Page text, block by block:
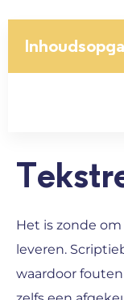
Het is zonde
leveren.
waardoor